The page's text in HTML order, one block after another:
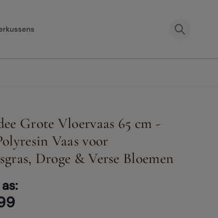
image
View larger image
View larger image
View larger image
Grote Vloervaas 65 cm -
Vaas voor
Droge & Verse Bloemen